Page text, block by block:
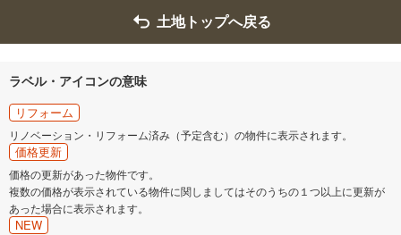
土地トップへ戻る
ラベル・アイコンの意味
リフォーム
リノベーション・リフォーム済み（予定含む）の物件に表示されます。
価格更新
価格の更新があった物件です。
複数の価格が表示されている物件に関しましてはそのうちの１つ以上に更新が
あった場合に表示されます。
NEW